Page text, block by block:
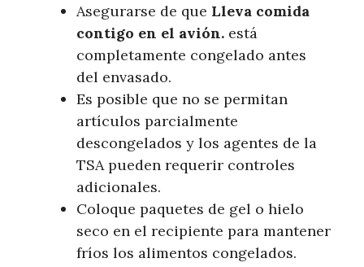
Asegurarse de que Lleva comida
contigo en el avión. está
completamente congelado antes
del envasado.
Es posible que no se permitan
artículos parcialmente
descongelados y los agentes de la
TSA pueden requerir controles
adicionales.
Coloque paquetes de gel o hielo
seco en el recipiente para mantener
fríos los alimentos congelados.